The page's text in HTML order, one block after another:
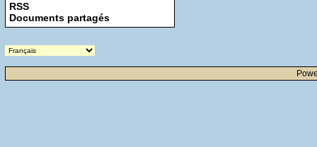
RSS
Documents partagés